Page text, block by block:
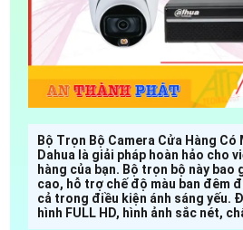
Bộ Trọn Bộ Camera Cửa Hàng Có
Dahua là giải pháp hoàn hảo cho
hàng của bạn. Bộ trọn bộ này
cao, hỗ trợ chế độ màu ban đêm
cả trong điều kiện ánh sáng yếu.
hình FULL HD, hình ảnh sắc nét,